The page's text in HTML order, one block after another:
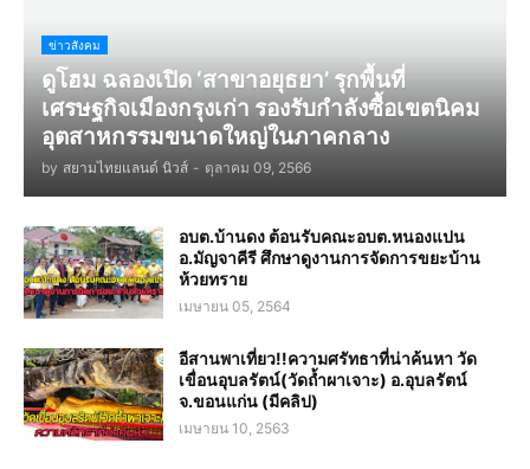
ข่าวสังคม
ดูโฮม ฉลองเปิด ‘สาขาอยุธยา’ รุกพื้นที่
เศรษฐกิจเมืองกรุงเก่า รองรับกำลังซื้อเขตนิคม
อุตสาหกรรมขนาดใหญ่ในภาคกลาง
by สยามไทยแลนด์ นิวส์ - ตุลาคม 09, 2566
อบต.บ้านดง ต้อนรับคณะอบต.หนองแปน
อ.มัญจาคีรี ศึกษาดูงานการจัดการขยะบ้าน
ห้วยทราย
เมษายน 05, 2564
อีสานพาเที่ยว!!ความศรัทธาที่น่าค้นหา วัด
เขื่อนอุบลรัตน์(วัดถ้ำผาเจาะ) อ.อุบลรัตน์
จ.ขอนแก่น (มีคลิป)
เมษายน 10, 2563